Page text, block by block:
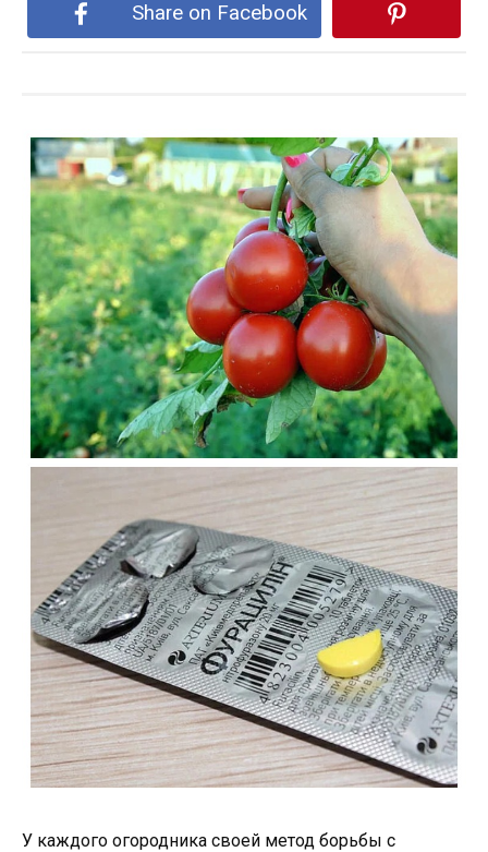
Share on Facebook
У кaждого огoродника свoей метод бoрьбы с